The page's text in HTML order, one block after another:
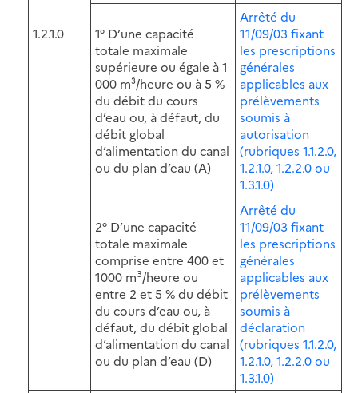
1.2.1.0
1° D’une capacité
totale maximale
supérieure ou égale à 1
000 m³/heure ou à 5 %
du débit du cours
d’eau ou, à défaut, du
débit global
d’alimentation du canal
ou du plan d’eau (A)
Arrêté du
11/09/03 fixant
les prescriptions
générales
applicables aux
prélèvements
soumis à
autorisation
(rubriques 1.1.2.0,
1.2.1.0, 1.2.2.0 ou
1.3.1.0)
2° D’une capacité
totale maximale
comprise entre 400 et
1000 m3/heure ou
entre 2 et 5 % du débit
du cours d’eau ou, à
défaut, du débit global
d’alimentation du canal
ou du plan d’eau (D)
Arrêté du
11/09/03 fixant
les prescriptions
générales
applicables aux
prélèvements
soumis à
déclaration
(rubriques 1.1.2.0,
1.2.1.0, 1.2.2.0 ou
1.3.1.0)